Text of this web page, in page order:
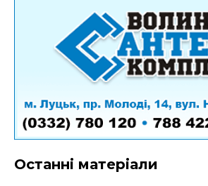
Останні матеріали